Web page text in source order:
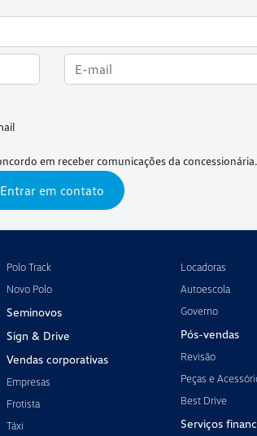
em receber comunicações da concessionária.
Entrar em contato
Polo Track
Novo Polo
Seminovos
Sign & Drive
Vendas corporativas
Empresas
Frotista
Táxi
Locadoras
Autoescola
Governo
Pós-vendas
Revisão
Peças e
Best Drive
Serviços